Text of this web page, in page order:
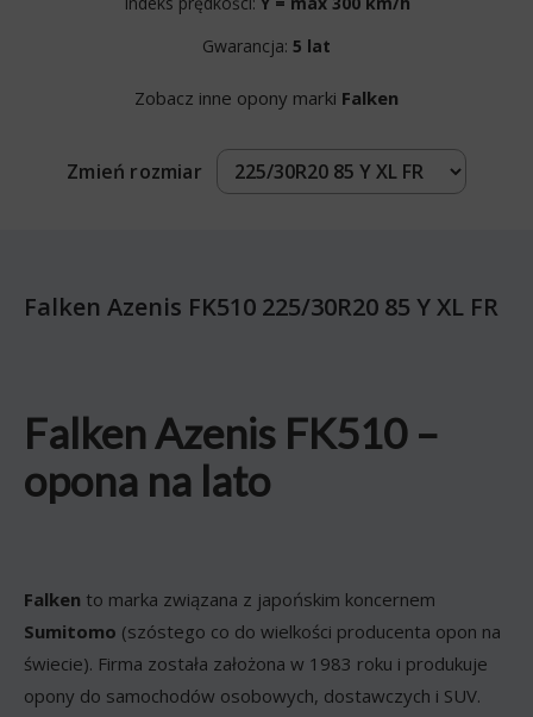
Gwarancja: 5 lat
Zobacz inne opony marki Falken
Zmień rozmiar
Falken Azenis FK510 225/30R20 85 Y XL FR
Falken Azenis FK510 –
opona na lato
Falken to marka związana z japońskim koncernem
Sumitomo (szóstego co do wielkości producenta opon na
świecie). Firma została założona w 1983 roku i produkuje
opony do samochodów osobowych, dostawczych i SUV.